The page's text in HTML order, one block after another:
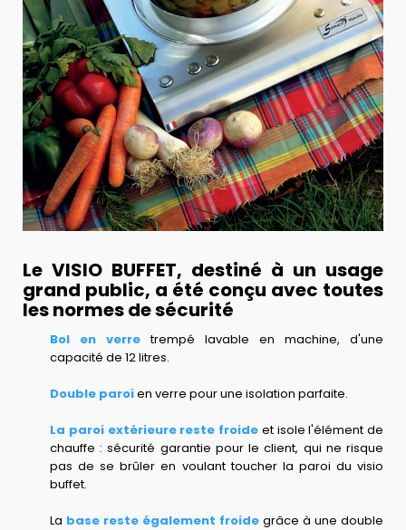
Le VISIO BUFFET, destiné à un usage
grand public, a été conçu avec toutes
les normes de sécurité
Bol en verre trempé lavable en machine, d'une
capacité de 12 litres.
Double paroien verre pour une isolation parfaite.
La paroi extérieure reste froide et isole l'élément de
chauffe : sécurité garantie pour le client, qui ne risque
pas de se brûler en voulant toucher la paroi du visio
buffet.
La base reste également froide grâce à une double